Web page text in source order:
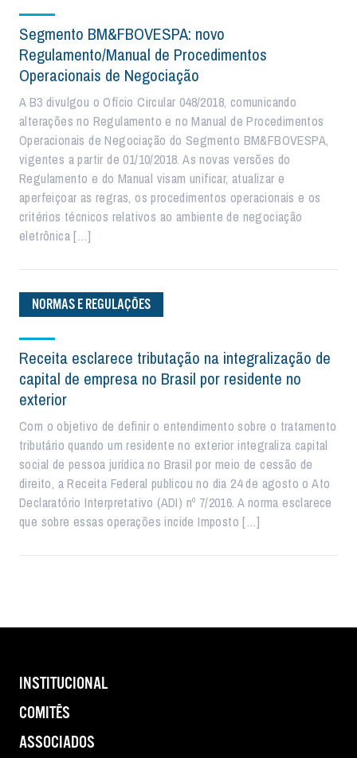
Segmento BM&FBOVESPA: novo
Regulamento/Manual de Procedimentos
Operacionais de Negociação
A B3 divulgou o Ofício Circular 048/2018, comunicando
alterações no Regulamento e no Manual de Procedimentos
Operacionais de Negociação do Segmento BM&FBOVESPA,
vigentes a partir de 01/10/2018. As novas versões do
Regulamento e do Manual visam unificar, atualizar e
aperfeiçoar as regras, os procedimentos operacionais e os
critérios técnicos relativos ao ambiente de negociação
eletrônica […]
NORMAS E REGULAÇÕES
Receita esclarece tributação na integralização de
capital de empresa no Brasil por residente no
exterior
Com o objetivo de definir o entendimento sobre o tratamento
tributário quando um residente no exterior integraliza capital
social de pessoa jurídica no Brasil por meio de cessão de
direito, a Receita Federal publicou no dia 24 de agosto o Ato
Declaratório Interpretativo (ADI) nº 7/2016. A norma esclarece
que sobre essas operações incide Imposto […]
INSTITUCIONAL
COMITÊS
ASSOCIADOS